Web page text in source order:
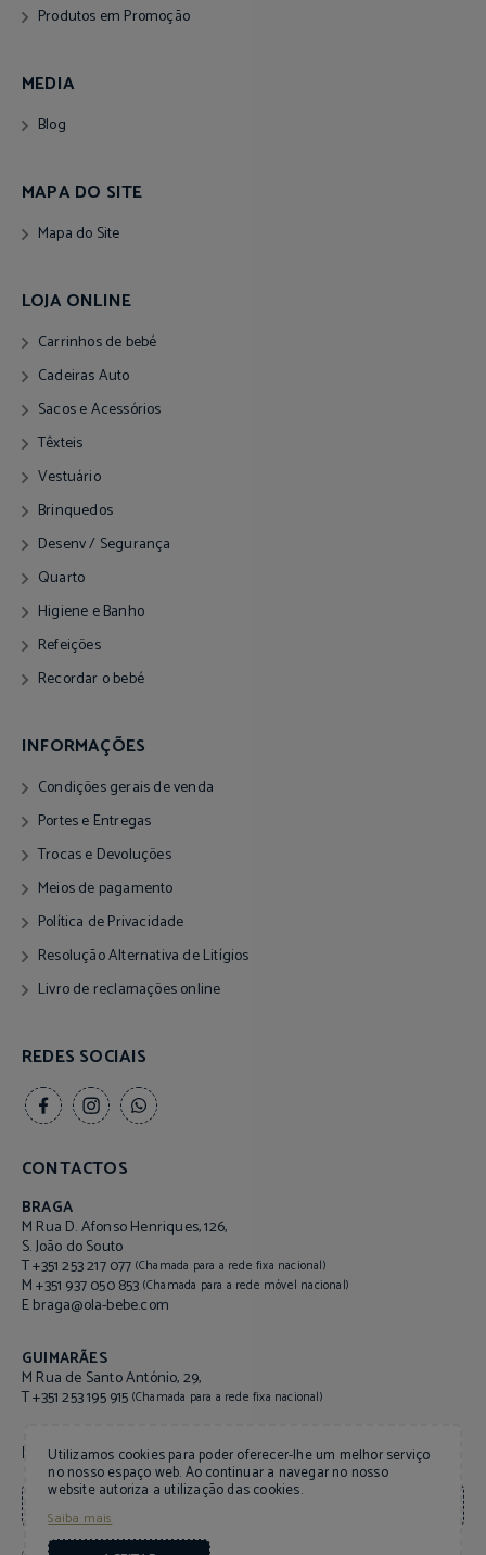
Utilizamos cookies para poder oferecer-lhe um melhor serviço
no nosso espaço web. Ao continuar a navegar no nosso
website autoriza a utilização das cookies.
Saiba mais
Produtos em Promoção
MEDIA
Blog
MAPA DO SITE
Mapa do Site
LOJA ONLINE
Carrinhos de bebé
Cadeiras Auto
Sacos e Acessórios
Têxteis
Vestuário
Brinquedos
Desenv / Segurança
Quarto
Higiene e Banho
Refeições
Recordar o bebé
INFORMAÇÕES
Condições gerais de venda
Portes e Entregas
Trocas e Devoluções
Meios de pagamento
Política de Privacidade
Resolução Alternativa de Litígios
Livro de reclamações online
REDES SOCIAIS
CONTACTOS
BRAGA
M Rua D. Afonso Henriques, 126,
S. João do Souto
T +351 253 217 077 (Chamada para a rede fixa nacional)
M +351 937 050 853 (Chamada para a rede móvel nacional)
Ebraga@ola-bebe.com
GUIMARÃES
M Rua de Santo António, 29,
T +351 253 195 915 (Chamada para a rede fixa nacional)
NEWSLETTER